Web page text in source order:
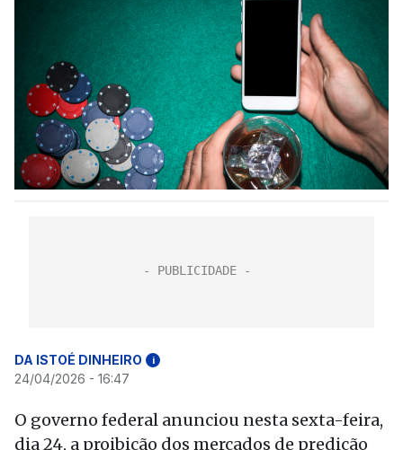
DA ISTOÉ DINHEIRO i
24/04/2026 - 16:47
O governo federal anunciou nesta sexta-feira,
dia 24, a proibição dos mercados de predição